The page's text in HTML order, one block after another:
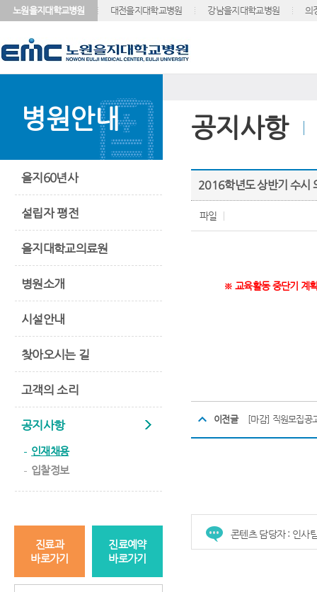
노원을지대학교병원 대전을지대학교병원 강남을지대학교병원 의
병원안내
을지60년사
설립자 평전
을지대학교의료원
병원소개
시설안내
찾아오시는 길
고객의 소리
공지사항
인재채용
입찰정보
진료과
바로가기
진료예약
바로가기
공지사항
2016학년도 상반기 수시
파일
※ 교육활동 중단기 계
이전글 [마감] 직원모집공
콘텐츠 담당자 : 인사